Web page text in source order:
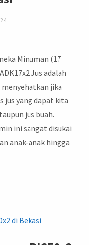
Minuman (17
Jus adalah
jika
jus yang dapat kita
jus buah.
ini sangat disukai
anak-anak hingga